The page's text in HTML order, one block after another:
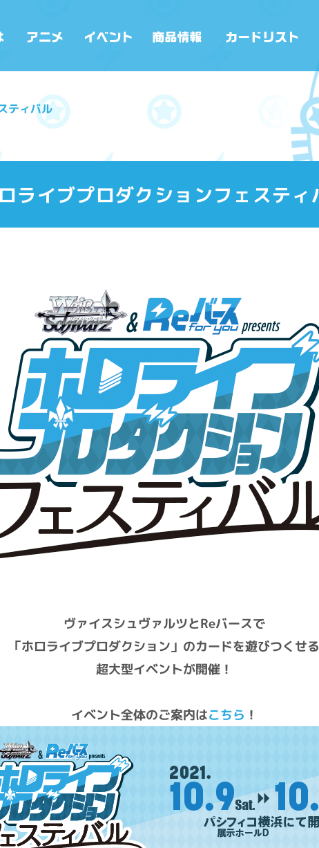
ティバル
ライブプロダクションフェスティ
ヴァイスシュヴァルツとReバースで
「ホロライブプロダクション」のカードを遊びつくせる
超大型イベントが開催！
イベント全体のご案内はこちら ！